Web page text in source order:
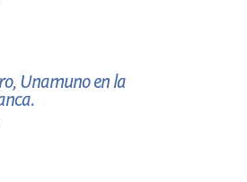
Unamuno en la